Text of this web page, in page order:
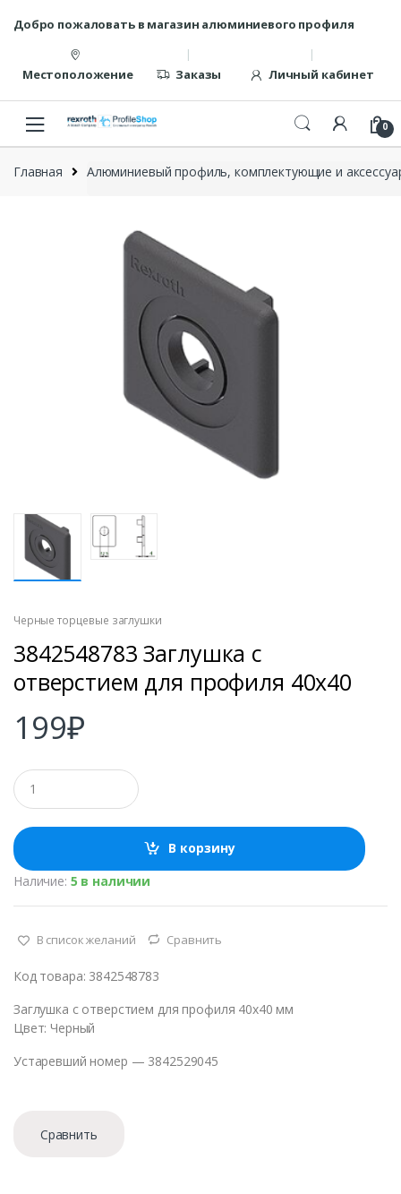
содержанию
Добро пожаловать в магазин алюминиевого профиля
Местоположение Заказы Личный кабинет
0
Главная Алюминиевый профиль, комплектующие и
Черные торцевые заглушки
3842548783 Заглушка с
отверстием для профиля 40х40
199₽
К
о
л
ч
е
с
т
в
В корзину
Наличие: 5 в наличии
В список желаний Сравнить
Код товара: 3842548783
Заглушка с отверстием для профиля 40х40 мм
Цвет: Черный
Устаревший номер — 3842529045
Сравнить